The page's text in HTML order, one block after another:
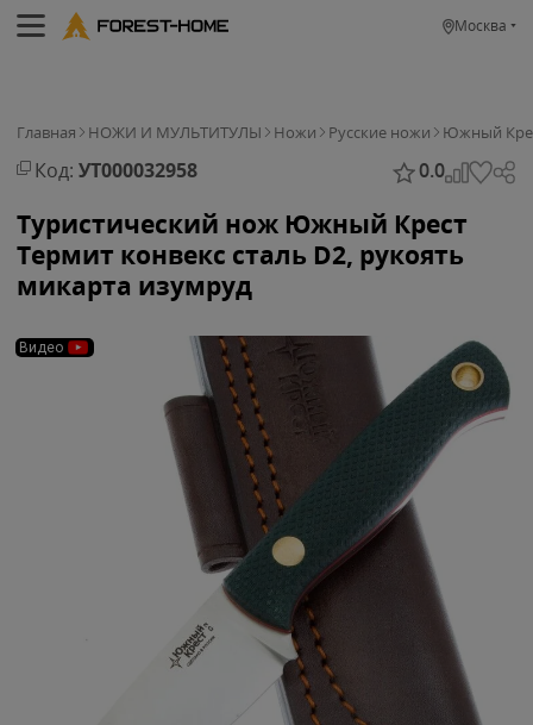
Москва
Главная НОЖИ И МУЛЬТИТУЛЫ Ножи Русские ножи Южный
Код: УТ000032958 0.0
Туристический нож Южный Крест
Термит конвекс сталь D2, рукоять
микарта изумруд
Видео